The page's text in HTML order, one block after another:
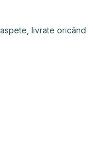
livrate oricând